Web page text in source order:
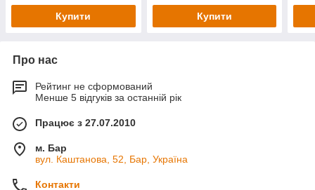
Купити Купити
Про нас
Рейтинг не сформований
Менше 5 відгуків за останній рік
Працює з 27.07.2010
м. Бар
вул. Каштанова, 52, Бар, Україна
Контакти